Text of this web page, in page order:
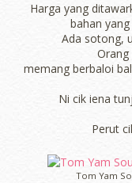
Harga yang
bahan
Ada sotong,
Orang
memang berbaloi
Ni cik iena
Perut
Tom Yam